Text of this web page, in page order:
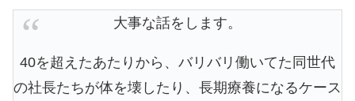
大事な話をします。
40を超えたあたりから、バリバリ働いてた同世代
の社長たちが体を壊したり、長期療養になるケース